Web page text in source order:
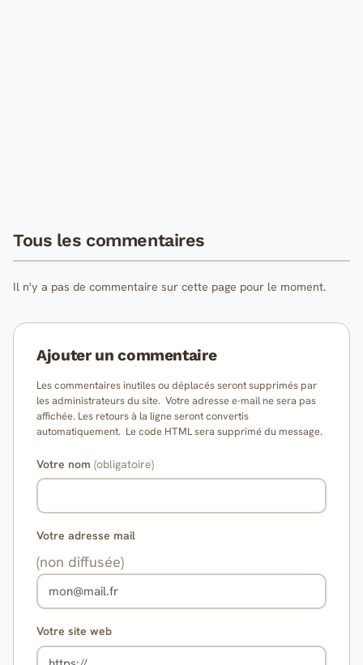
Tous les commentaires
Il n'y a pas de commentaire sur cette page pour le moment.
Ajouter un commentaire
Les commentaires inutiles ou déplacés seront supprimés par
les administrateurs du site. Votre adresse e-mail ne sera pas
affichée. Les retours à la ligne seront convertis
automatiquement. Le code HTML sera supprimé du message.
Votre nom (obligatoire)
Votre adresse mail
(non diffusée)
Votre site web